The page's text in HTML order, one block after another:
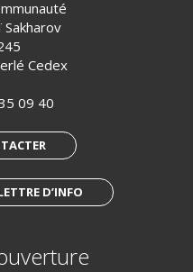
Cedex
09 40
D’INFO